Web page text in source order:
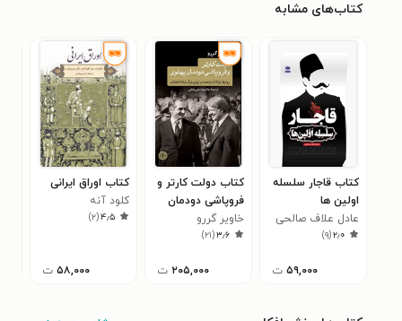
کتاب‌های مشابه
کتاب قاجار سلسله
اولین ها
عادل علاف صالحی
۲٫۰(۹)
۵۹,۰۰۰ ت
کتاب دولت کارتر و
فروپاشی دودمان
پهلوی
خاویر گررو
۳٫۶(۲۱)
۲۰۵,۰۰۰ ت
کتاب اوراق ایرانی
کلود آنه
۴٫۵(۲)
۵۸,۰۰۰ ت